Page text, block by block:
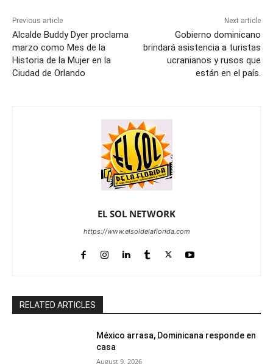
Previous article
Alcalde Buddy Dyer proclama
marzo como Mes de la
Historia de la Mujer en la
Ciudad de Orlando
Next article
Gobierno dominicano
brindará asistencia a turistas
ucranianos y rusos que
están en el país.
EL SOL NETWORK
https://www.elsoldelaflorida.com
RELATED ARTICLES
México arrasa, Dominicana responde en
casa
August 9, 2026